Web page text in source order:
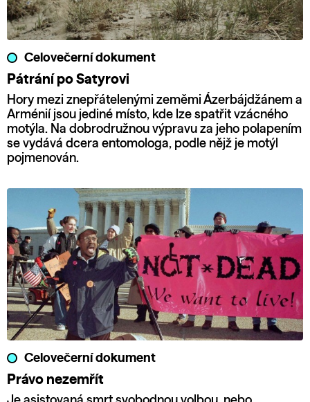
Celovečerní dokument
Pátrání po Satyrovi
Hory mezi znepřátelenými zeměmi Ázerbájdžánem a
Arménií jsou jediné místo, kde lze spatřit vzácného
motýla. Na dobrodružnou výpravu za jeho polapením
se vydává dcera entomologa, podle nějž je motýl
pojmenován.
Celovečerní dokument
Právo nezemřít